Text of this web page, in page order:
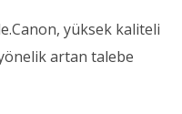
yüksek kaliteli
artan talebe